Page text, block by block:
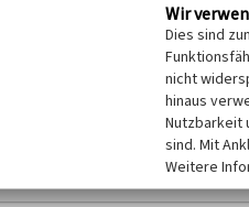
freiwillige Angabe Ihres Namens und
werden diese entsprechend der
(EU-DSGVO)
Wir
Dies sind
nicht
hinaus
Nutzbarkeit
sind. Mit
Weitere